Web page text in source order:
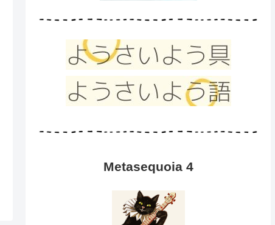
Metasequoia 4